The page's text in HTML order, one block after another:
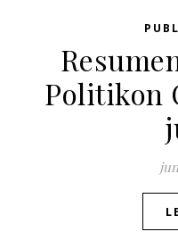
Politikon